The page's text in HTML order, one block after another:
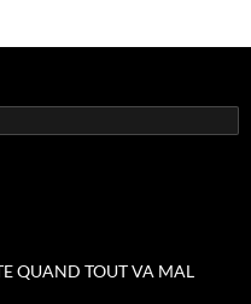
QUAND TOUT VA MAL